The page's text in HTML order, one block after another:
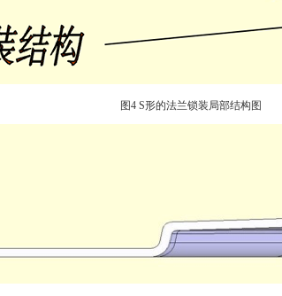
图4 S形的法兰锁装局部结构图